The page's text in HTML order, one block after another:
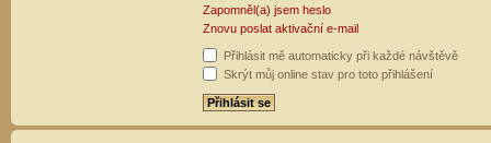
Zapomněl(a) jsem heslo
Znovu poslat aktivační e-mail
Přihlásit mě automaticky při každé návštěvě
Skrýt můj online stav pro toto přihlášení